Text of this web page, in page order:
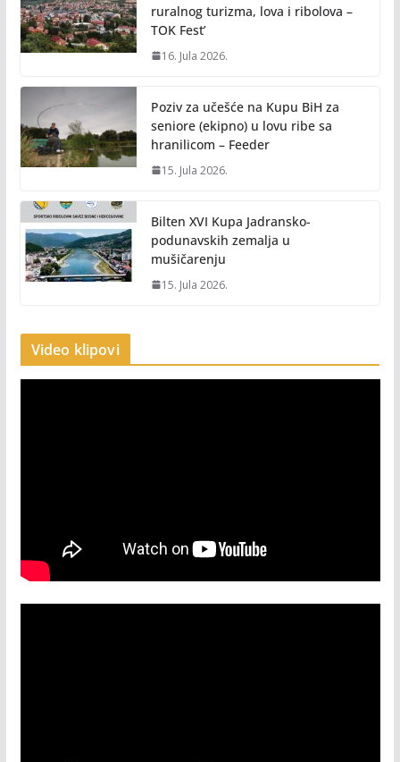
ruralnog turizma, lova i ribolova –
TOK Fest’
16. Jula 2026.
Poziv za učešće na Kupu BiH za
seniore (ekipno) u lovu ribe sa
hranilicom – Feeder
15. Jula 2026.
Bilten XVI Kupa Jadransko-
podunavskih zemalja u
mušičarenju
15. Jula 2026.
Video klipovi